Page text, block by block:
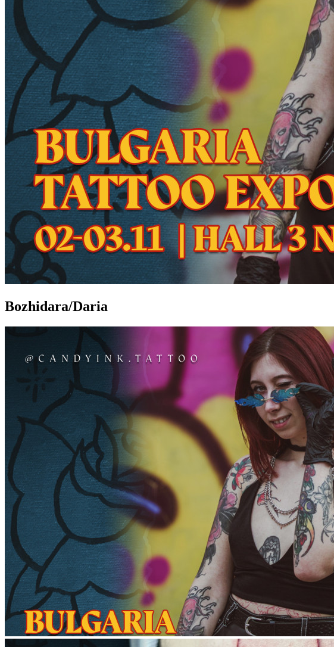
Bozhidara/Daria